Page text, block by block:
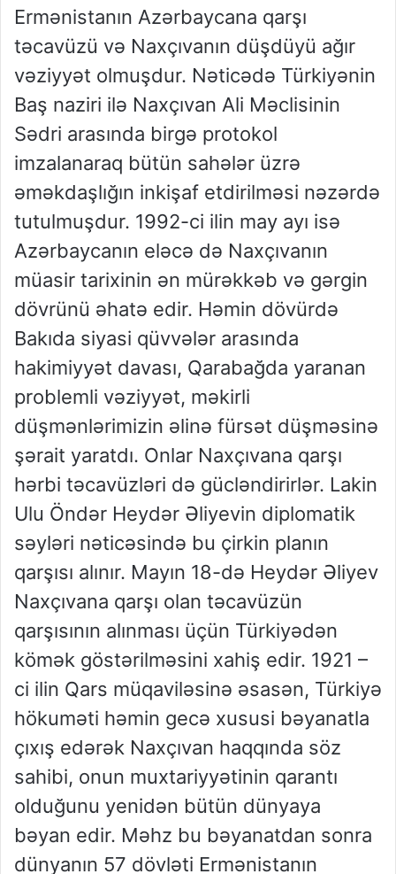
Ermənistanın Azərbaycana qarşı
təcavüzü və Naxçıvanın düşdüyü ağır
vəziyyət olmuşdur. Nəticədə Türkiyənin
Baş naziri ilə Naxçıvan Ali Məclisinin
Sədri arasında birgə protokol
imzalanaraq bütün sahələr üzrə
əməkdaşlığın inkişaf etdirilməsi nəzərdə
tutulmuşdur. 1992-ci ilin may ayı isə
Azərbaycanın eləcə də Naxçıvanın
müasir tarixinin ən mürəkkəb və gərgin
dövrünü əhatə edir. Həmin dövürdə
Bakıda siyasi qüvvələr arasında
hakimiyyət davası, Qarabağda yaranan
problemli vəziyyət, məkirli
düşmənlərimizin əlinə fürsət düşməsinə
şərait yaratdı. Onlar Naxçıvana qarşı
hərbi təcavüzləri də gücləndirirlər. Lakin
Ulu Öndər Heydər Əliyevin diplomatik
səyləri nəticəsində bu çirkin planın
qarşısı alınır. Mayın 18-də Heydər Əliyev
Naxçıvana qarşı olan təcavüzün
qarşısının alınması üçün Türkiyədən
kömək göstərilməsini xahiş edir. 1921 –
ci ilin Qars müqaviləsinə əsasən, Türkiyə
hökuməti həmin gecə xususi bəyanatla
çıxış edərək Naxçıvan haqqında söz
sahibi, onun muxtariyyətinin qarantı
olduğunu yenidən bütün dünyaya
bəyan edir. Məhz bu bəyanatdan sonra
dünyanın 57 dövləti Ermənistanın